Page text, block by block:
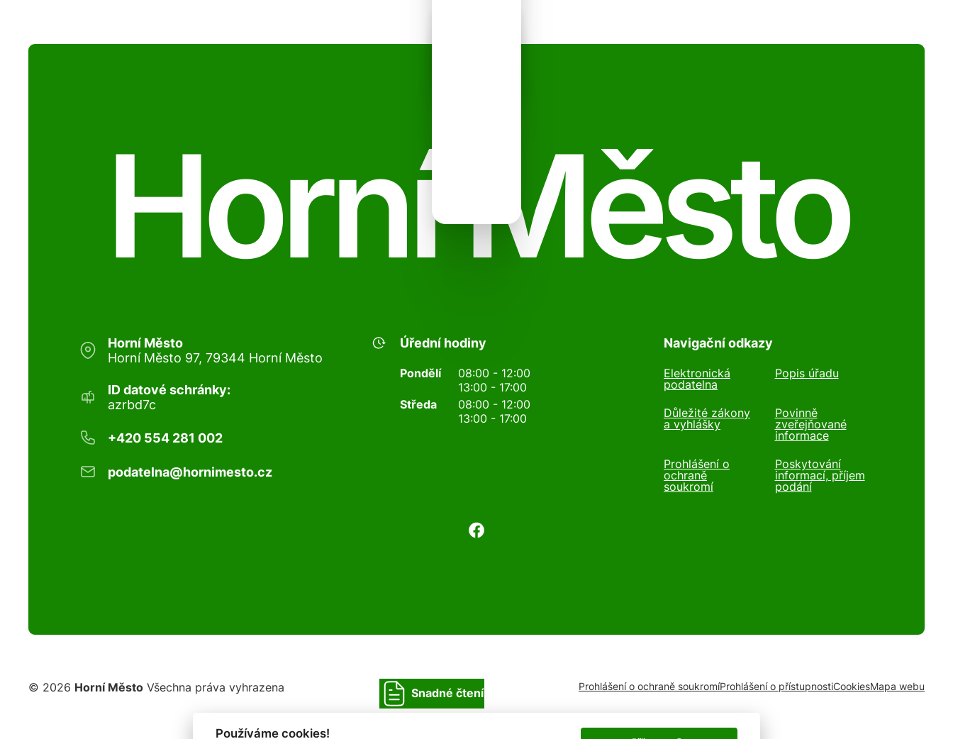
Horní Město
Horní Město
Horní Město 97, 79344 Horní Město
ID datové schránky:
azrbd7c
+420 554 281 002
podatelna@hornimesto.cz
Úřední hodiny
Pondělí
08:00 - 12:00
13:00 - 17:00
Středa
08:00 - 12:00
13:00 - 17:00
Navigační odkazy
Elektronická
podatelna
Popis úřadu
Důležité zákony
a vyhlášky
Povinně
zveřejňované
informace
Prohlášení o
ochraně
soukromí
Poskytování
informací, příjem
podání
© 2026 Horní Město Všechna práva vyhrazena Snadné čtení Prohlášení o ochraně soukromíProhlášení o přístupnostiCookiesMapa webu
Používáme cookies!